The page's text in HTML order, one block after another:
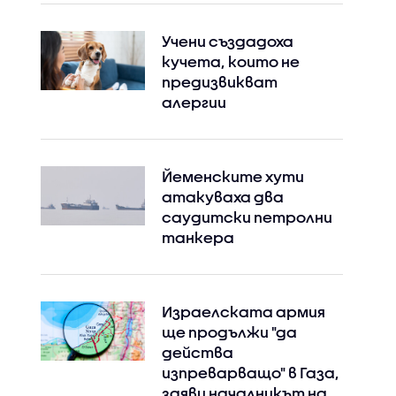
Учени създадоха
кучета, които не
предизвикват
алергии
Йеменските хути
атакуваха два
саудитски петролни
танкера
Израелската армия
ще продължи "да
действа
изпреварващо" в Газа,